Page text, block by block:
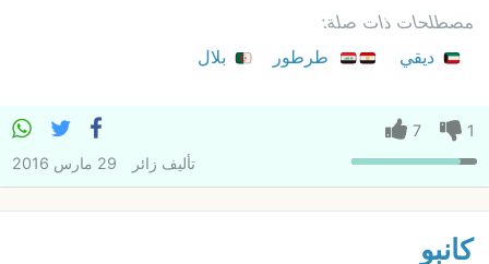
مصطلحات ذات صلة:
ديقي
طرطور بلال
1
7
تأليف زائر 29 مارس 2016
كانبو